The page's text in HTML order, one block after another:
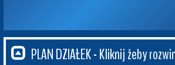
PLAN DZIAŁEK - Kliknij żeby